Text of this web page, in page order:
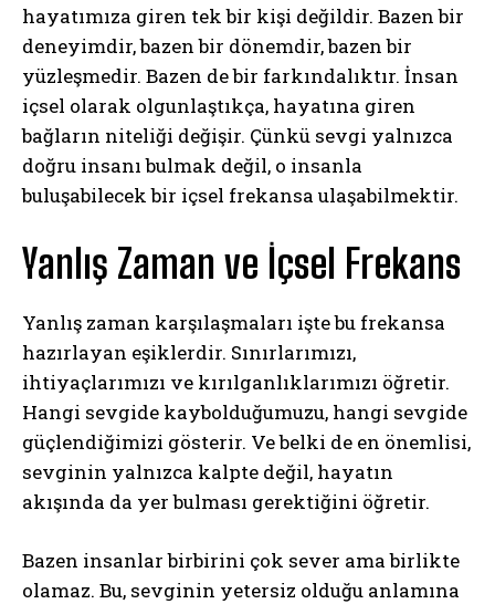
hayatımıza giren tek bir kişi değildir. Bazen bir
deneyimdir, bazen bir dönemdir, bazen bir
yüzleşmedir. Bazen de bir farkındalıktır. İnsan
içsel olarak olgunlaştıkça, hayatına giren
bağların niteliği değişir. Çünkü sevgi yalnızca
doğru insanı bulmak değil, o insanla
buluşabilecek bir içsel frekansa ulaşabilmektir.
Yanlış Zaman ve İçsel Frekans
Yanlış zaman karşılaşmaları işte bu frekansa
hazırlayan eşiklerdir. Sınırlarımızı,
ihtiyaçlarımızı ve kırılganlıklarımızı öğretir.
Hangi sevgide kaybolduğumuzu, hangi sevgide
güçlendiğimizi gösterir. Ve belki de en önemlisi,
sevginin yalnızca kalpte değil, hayatın
akışında da yer bulması gerektiğini öğretir.
Bazen insanlar birbirini çok sever ama birlikte
olamaz. Bu, sevginin yetersiz olduğu anlamına